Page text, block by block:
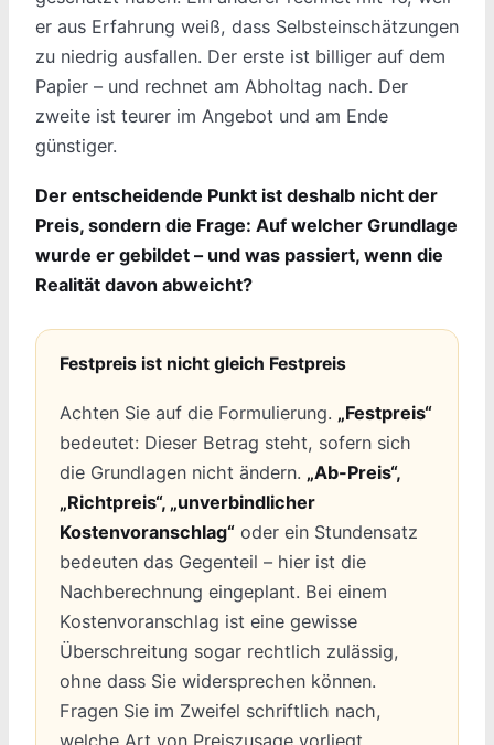
er aus Erfahrung weiß, dass Selbsteinschätzungen
zu niedrig ausfallen. Der erste ist billiger auf dem
Papier – und rechnet am Abholtag nach. Der
zweite ist teurer im Angebot und am Ende
günstiger.
Der entscheidende Punkt ist deshalb nicht der
Preis, sondern die Frage: Auf welcher Grundlage
wurde er gebildet – und was passiert, wenn die
Realität davon abweicht?
Festpreis ist nicht gleich Festpreis
Achten Sie auf die Formulierung. „Festpreis“
bedeutet: Dieser Betrag steht, sofern sich
die Grundlagen nicht ändern. „Ab-Preis“,
„Richtpreis“, „unverbindlicher
Kostenvoranschlag“oder ein Stundensatz
bedeuten das Gegenteil – hier ist die
Nachberechnung eingeplant. Bei einem
Kostenvoranschlag ist eine gewisse
Überschreitung sogar rechtlich zulässig,
ohne dass Sie widersprechen können.
Fragen Sie im Zweifel schriftlich nach,
welche Art von Preiszusage vorliegt.